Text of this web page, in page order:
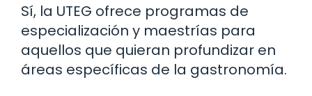
Sí, la UTEG ofrece programas de
especialización y maestrías para
aquellos que quieran profundizar en
áreas específicas de la gastronomía.